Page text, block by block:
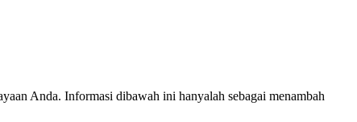
Anda. Informasi dibawah ini hanyalah sebagai menambah